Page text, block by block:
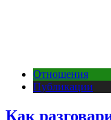
Отношения
Публикации
Как